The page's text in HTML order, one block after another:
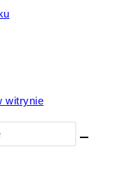
witrynie